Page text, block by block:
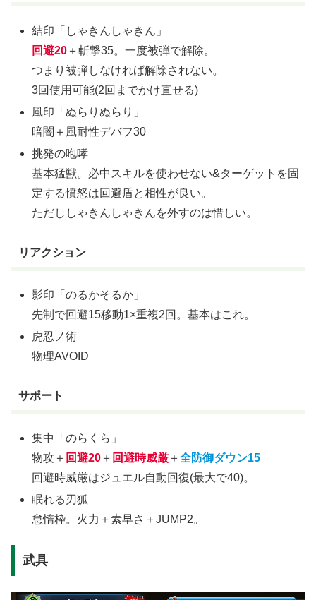
結印「しゃきんしゃきん」
回避20 ＋斬撃35。一度被弾で解除。
つまり被弾しなければ解除されない。
3回使用可能(2回までかけ直せる)
風印「ぬらりぬらり」
暗闇＋風耐性デバフ30
挑発の咆哮
基本猛獣。必中スキルを使わせない&ターゲットを固
定する憤怒は回避盾と相性が良い。
ただししゃきんしゃきんを外すのは惜しい。
リアクション
影印「のるかそるか」
先制で回避15移動1×重複2回。基本はこれ。
虎忍ノ術
物理AVOID
サポート
集中「のらくら」
物攻＋ 回避20 ＋ 回避時威厳 ＋全防御ダウン15
回避時威厳はジュエル自動回復(最大で40)。
眠れる刃狐
怠惰枠。火力＋素早さ＋JUMP2。
武具